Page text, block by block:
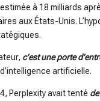
à 18 milliards
aux États-Unis.
c’est une porte
artificielle.
Perplexity avait tenté